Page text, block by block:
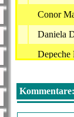
Conor
Daniela
Depeche
Michael
Kommentare: